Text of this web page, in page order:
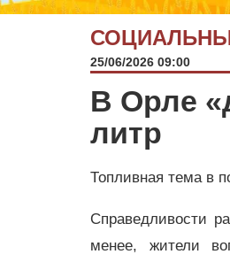
25/06/2026 09:00
В Орле
литр
Топливная тема в
Справедливости
менее, жители